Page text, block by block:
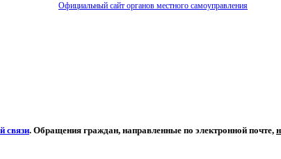
Официальный сайт органов местного самоуправления
связи. Обращения граждан, направленные по электронной почте,